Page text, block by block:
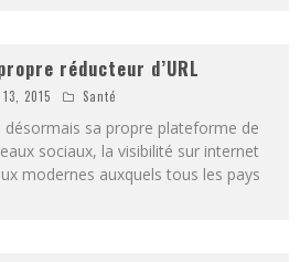
réducteur d’URL
2015 Santé
désormais sa propre plateforme de
sociaux, la visibilité sur internet
modernes auxquels tous les pays